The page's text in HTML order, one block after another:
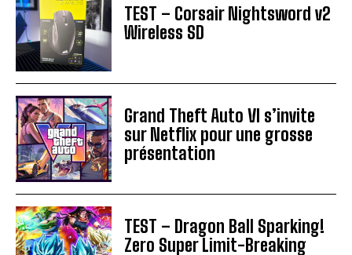
TEST – Corsair Nightsword v2
Wireless SD
Grand Theft Auto VI s’invite
sur Netflix pour une grosse
présentation
TEST – Dragon Ball Sparking!
Zero Super Limit-Breaking